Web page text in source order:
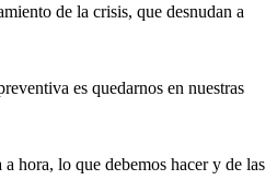
de la crisis, que desnudan a
es quedarnos en nuestras
hora, lo que debemos hacer y de las